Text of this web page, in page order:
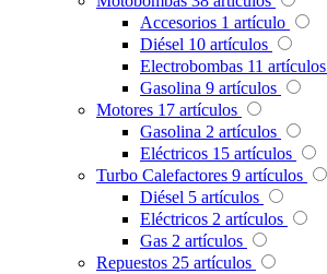
Accesorios 1 artículo
Diésel 10 artículos
Electrobombas 11 artículos
Gasolina 9 artículos
Motores 17 artículos
Gasolina 2 artículos
Eléctricos 15 artículos
Turbo Calefactores 9 artículos
Diésel 5 artículos
Eléctricos 2 artículos
Gas 2 artículos
Repuestos 25 artículos